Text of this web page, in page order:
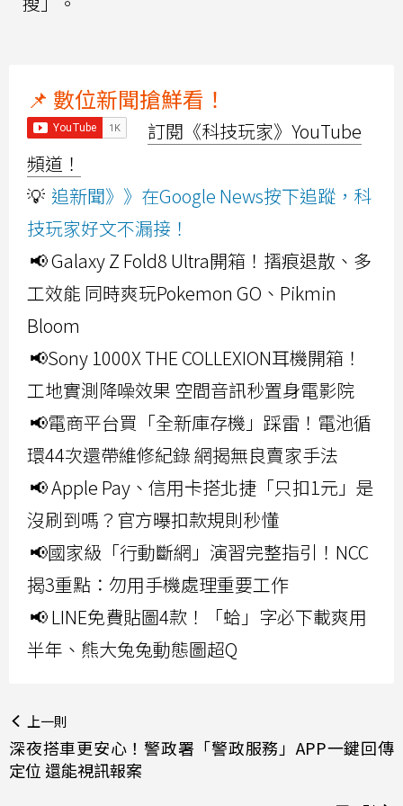
📌 數位新聞搶鮮看！
訂閱《科技玩家》YouTube
頻道！
💡 追新聞》》在Google News按下追蹤，科
技玩家好文不漏接！
📢 Galaxy Z Fold8 Ultra開箱！摺痕退散、多
工效能 同時爽玩Pokemon GO、Pikmin
Bloom
📢Sony 1000X THE COLLEXION耳機開箱！
工地實測降噪效果 空間音訊秒置身電影院
📢電商平台買「全新庫存機」踩雷！電池循
環44次還帶維修紀錄 網揭無良賣家手法
📢 Apple Pay、信用卡搭北捷「只扣1元」是
沒刷到嗎？官方曝扣款規則秒懂
📢國家級「行動斷網」演習完整指引！NCC
揭3重點：勿用手機處理重要工作
📢 LINE免費貼圖4款！「蛤」字必下載爽用
半年、熊大兔兔動態圖超Q
上一則
深夜搭車更安心！警政署「警政服務」APP一鍵回傳
定位 還能視訊報案